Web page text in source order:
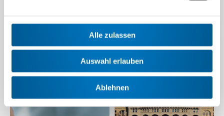
Alle zulassen
Auswahl erlauben
Ablehnen
Kompromiss zwischen den